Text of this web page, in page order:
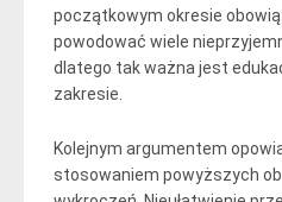
początkowym okresie
powodować wiele
dlatego tak ważna jest
zakresie.
Kolejnym argumentem
stosowaniem powyższych